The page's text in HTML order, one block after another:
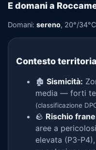
E domani a
Domani: sereno, 20°/
Contesto
🏚️ Sismicità:
media — forti
(classificazione
🪨 Rischio
aree a
elevata (P3-